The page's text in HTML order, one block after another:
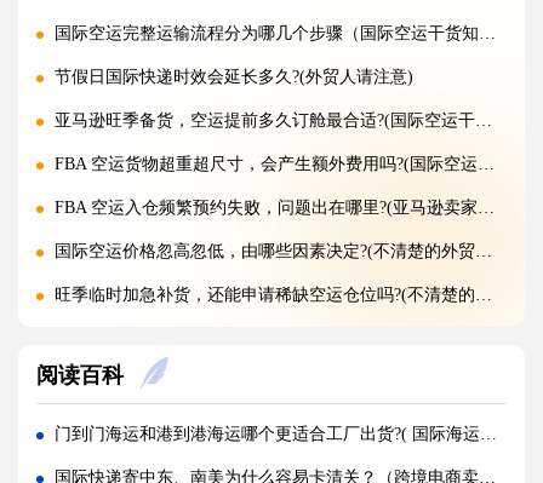
国际空运完整运输流程分为哪几个步骤（国际空运干货知识分享）
节假日国际快递时效会延长多久?(外贸人请注意)
亚马逊旺季备货，空运提前多久订舱最合适?(国际空运干货知识分享)
FBA 空运货物超重超尺寸，会产生额外费用吗?(国际空运干货知识分享)
FBA 空运入仓频繁预约失败，问题出在哪里?(亚马逊卖家请注意)
国际空运价格忽高忽低，由哪些因素决定?(不清楚的外贸人看过来)
旺季临时加急补货，还能申请稀缺空运仓位吗?(不清楚的外贸人看过来)
实木托盘无 IPPC 标识，空运落地除销毁外有哪些整改方式(国际空运干货知识分享)
空运到仓长期不上架，如何区分物流延误与亚马逊仓内拥堵?(国际空运干货知识分享)
美仓热门地址，空派派送经常拒收该怎么处理（不清楚的跨境卖家看过来）
阅读百科
门到门海运和港到港海运哪个更适合工厂出货?( 国际海运干货知识分享)
国际快递寄中东、南美为什么容易卡清关？（跨境电商卖家如何降低清关风险）